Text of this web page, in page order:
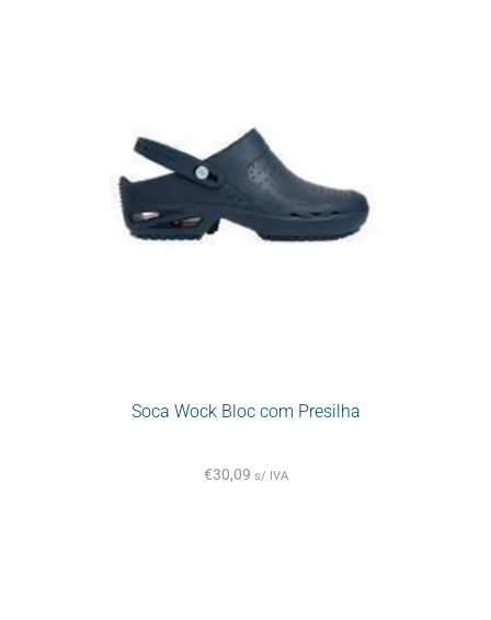
Soca Wock Bloc com Presilha
€30,09 s/ IVA